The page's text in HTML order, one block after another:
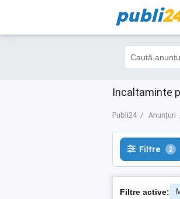
publi
Incaltaminte
Publi24 Anunțuri
Filtre 2
Filtre 2
Filtre active: